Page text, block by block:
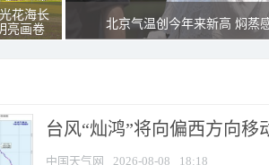
花海长
亮画卷
北京气温创今年来新高 焖蒸
台风“灿鸿”将向偏西方向移
中国天气网 2026-08-08 18:18